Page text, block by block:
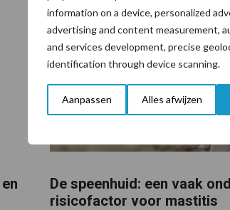
information on a device, personalized
advertising and content measurement,
and services development, precise
identification through device scanning.
Aanpassen Alles afwijzen
De speenhuid: een vaak
risicofactor voor mastitis